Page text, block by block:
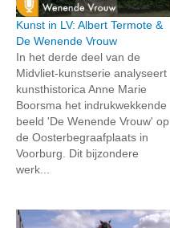
Kunst in LV: Albert Termote &
De Wenende Vrouw
In het derde deel van de
Midvliet-kunstserie analyseert
kunsthistorica Anne Marie
Boorsma het indrukwekkende
beeld 'De Wenende Vrouw' op
de Oosterbegraafplaats in
Voorburg. Dit bijzondere
werk...